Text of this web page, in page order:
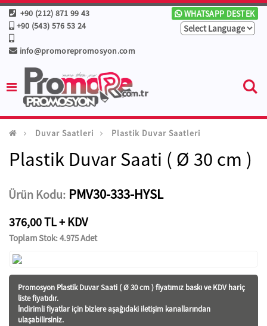
+90 (212) 871 99 43
+90 (543) 576 53 24
info@promorepromosyon.com
WHATSAPP DESTEK
Duvar Saatleri Plastik Duvar Saatleri
Plastik Duvar Saati ( Ø 30 cm )
Ürün Kodu: PMV30-333-HYSL
376,00 TL + KDV
Toplam Stok: 4.975 Adet
Promosyon Plastik Duvar Saati ( Ø 30 cm ) fiyatımız baskı ve KDV hariç
liste fiyatıdır.
İndirimli fiyatlar için bizlere aşağıdaki iletişim kanallarından
ulaşabilirsiniz.